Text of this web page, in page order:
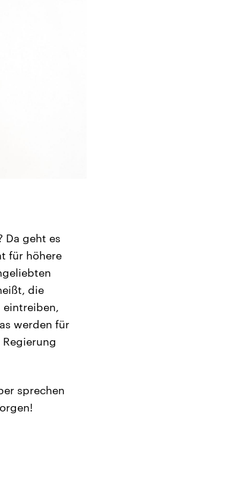
Da geht es
für höhere
die
eintreiben,
werden für
sprechen